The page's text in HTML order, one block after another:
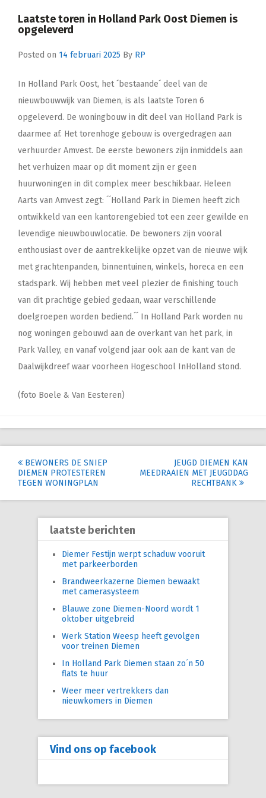
Laatste toren in Holland Park Oost Diemen is
opgeleverd
Posted on 14 februari 2025 By RP
In Holland Park Oost, het ´bestaande´ deel van de
nieuwbouwwijk van Diemen, is als laatste Toren 6
opgeleverd. De woningbouw in dit deel van Holland Park is
daarmee af. Het torenhoge gebouw is overgedragen aan
verhuurder Amvest. De eerste bewoners zijn inmiddels aan
het verhuizen maar op dit moment zijn er geen
huurwoningen in dit complex meer beschikbaar. Heleen
Aarts van Amvest zegt: ´´Holland Park in Diemen heeft zich
ontwikkeld van een kantorengebied tot een zeer gewilde en
levendige nieuwbouwlocatie. De bewoners zijn vooral
enthousiast over de aantrekkelijke opzet van de nieuwe wijk
met grachtenpanden, binnentuinen, winkels, horeca en een
stadspark. Wij hebben met veel plezier de finishing touch
van dit prachtige gebied gedaan, waar verschillende
doelgroepen worden bediend.´´ In Holland Park worden nu
nog woningen gebouwd aan de overkant van het park, in
Park Valley, en vanaf volgend jaar ook aan de kant van de
Daalwijkdreef waar voorheen Hogeschool InHolland stond.
(foto Boele & Van Eesteren)
Post
navigation
BEWONERS DE SNIEP
DIEMEN PROTESTEREN
TEGEN WONINGPLAN
JEUGD DIEMEN KAN
MEEDRAAIEN MET JEUGDDAG
RECHTBANK
laatste berichten
Diemer Festijn werpt schaduw vooruit
met parkeerborden
Brandweerkazerne Diemen bewaakt
met camerasysteem
Blauwe zone Diemen-Noord wordt 1
oktober uitgebreid
Werk Station Weesp heeft gevolgen
voor treinen Diemen
In Holland Park Diemen staan zo´n 50
flats te huur
Weer meer vertrekkers dan
nieuwkomers in Diemen
Vind ons op facebook